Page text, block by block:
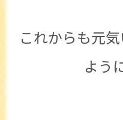
これからも元
よう